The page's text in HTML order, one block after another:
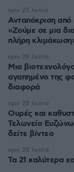
Ανταπόκριση από
«Ζούμε σε μια
πλήρη
πριν 23 λεπτά
Μια
αγαπημένο της
διαφορά
πριν 28 λεπτά
Ουρές και
Τελωνείο
δείτε βίντεο
πριν 28 λεπτά
Τα 21 καλύτερα
πριν 28 λεπτά